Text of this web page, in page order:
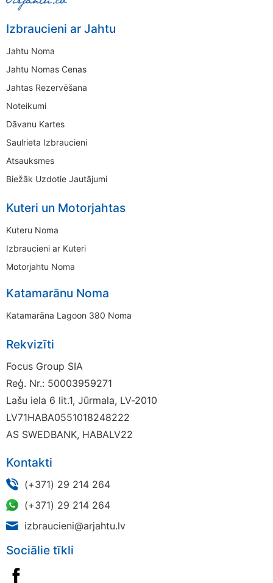
Izbraucieni ar Jahtu
Jahtu Noma
Jahtu Nomas Cenas
Jahtas Rezervēšana
Noteikumi
Dāvanu Kartes
Saulrieta Izbraucieni
Atsauksmes
Biežāk Uzdotie Jautājumi
Kuteri un Motorjahtas
Kuteru Noma
Izbraucieni ar Kuteri
Motorjahtu Noma
Katamarānu Noma
Katamarāna Lagoon 380 Noma
Rekvizīti
Focus Group SIA
Reģ. Nr.: 50003959271
Lašu iela 6 lit.1, Jūrmala, LV-2010
LV71HABA0551018248222
AS SWEDBANK, HABALV22
Kontakti
(+371) 29 214 264
(+371) 29 214 264
izbraucieni@arjahtu.lv
Sociālie tīkli